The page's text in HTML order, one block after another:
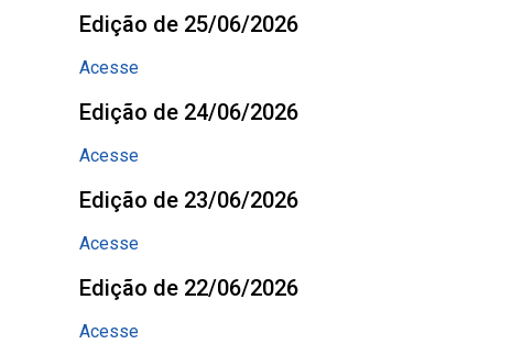
Edição de 25/06/2026
Acesse
Edição de 24/06/2026
Acesse
Edição de 23/06/2026
Acesse
Edição de 22/06/2026
Acesse